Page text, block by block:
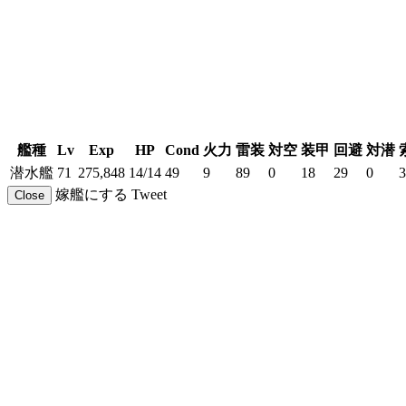
艦種 Lv Exp HP Cond 火力 雷装 対空 装甲 回避 対潜
潜水艦 71 275,848 14/14 49 9 89 0 18 29 0
Close 嫁艦にする Tweet